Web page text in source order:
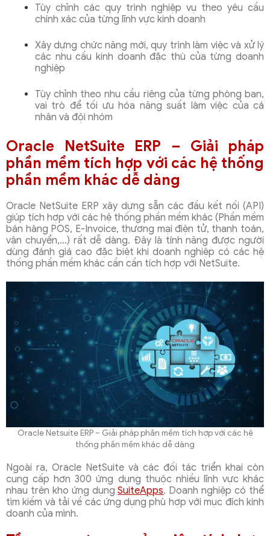
Tùy chỉnh các quy trình nghiệp vụ theo yêu cầu
chính xác của từng lĩnh vực kinh doanh
Xây dựng chức năng mới, quy trình làm việc và xử lý
các nhu cầu kinh doanh đặc thù của từng doanh
nghiệp
Tùy chỉnh theo nhu cầu riêng của từng phòng ban,
vai trò để tối ưu hóa năng suất làm việc của cá
nhân và đội nhóm
Oracle NetSuite ERP – Giải pháp
phần mềm tích hợp với các hệ thống
phần mềm khác dễ dàng
Oracle NetSuite ERP xây dựng sẵn các đầu kết nối (API)
giúp tích hợp với các hệ thống phần mềm khác (Phần mềm
bán hàng POS, E-Invoice, thương mại điện tử, thanh toán,
vận chuyển,…) rất dễ dàng. Đây là tính năng được người
dùng đánh giá cao đặc biệt khi doanh nghiệp có các hệ
thống phần mềm khác cần cần tích hợp với NetSuite.
Oracle Netsuite ERP – Giải pháp phần mềm tích hợp với các hệ
thống phần mềm khác dễ dàng
Ngoài ra, Oracle NetSuite và các đối tác triển khai còn
cung cấp hơn 300 ứng dụng thuộc nhiều lĩnh vực khác
nhau trên kho ứng dụngSuiteApps. Doanh nghiệp có thể
tìm kiếm và tải về các ứng dụng phù hợp với mục đích kinh
doanh của mình.